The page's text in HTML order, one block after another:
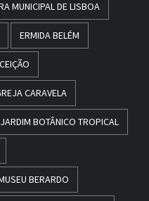
MUNICIPAL DE LISBOA
ERMIDA BELÉM
CARAVELA
JARDIM BOTÂNICO TROPICAL
BERARDO